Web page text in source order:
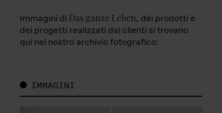
Immagini di Das ganze Leben, dei prodotti e
dei progetti realizzati dai clienti si trovano
qui nel nostro archivio fotografico:
IMMAGINI